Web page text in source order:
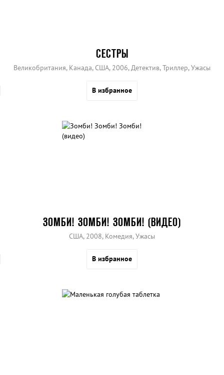
СЕСТРЫ
Великобритания, Канада, США, 2006, Детектив, Триллер, Ужасы
В избранное
ЗОМБИ! ЗОМБИ! ЗОМБИ! (ВИДЕО)
США, 2008, Комедия, Ужасы
В избранное